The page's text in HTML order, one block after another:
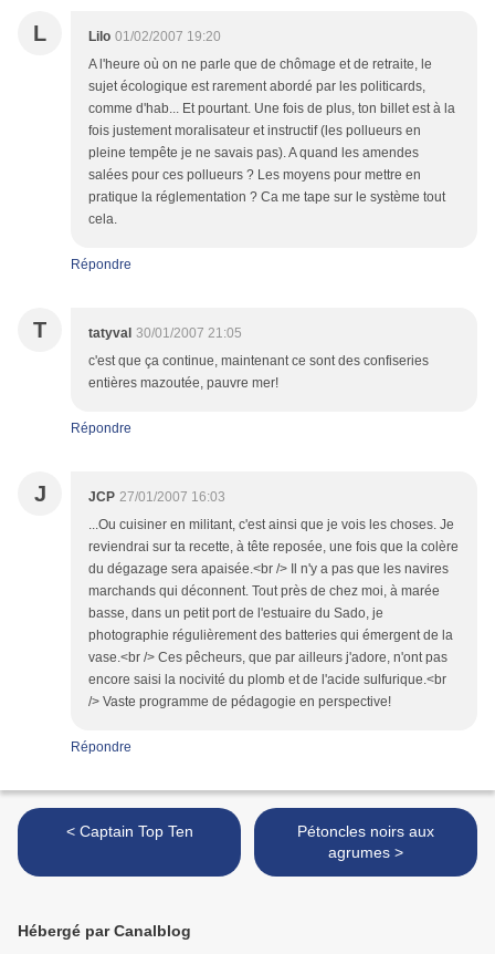
L Lilo 01/02/2007 19:20
A l'heure où on ne parle que de chômage et de retraite, le
sujet écologique est rarement abordé par les politicards,
comme d'hab... Et pourtant. Une fois de plus, ton billet est à la
fois justement moralisateur et instructif (les pollueurs en
pleine tempête je ne savais pas). A quand les amendes
salées pour ces pollueurs ? Les moyens pour mettre en
pratique la réglementation ? Ca me tape sur le système tout
cela.
Répondre
T tatyval 30/01/2007 21:05
c'est que ça continue, maintenant ce sont des confiseries
entières mazoutée, pauvre mer!
Répondre
J JCP 27/01/2007 16:03
...Ou cuisiner en militant, c'est ainsi que je vois les choses. Je
reviendrai sur ta recette, à tête reposée, une fois que la colère
du dégazage sera apaisée.<br /> Il n'y a pas que les navires
marchands qui déconnent. Tout près de chez moi, à marée
basse, dans un petit port de l'estuaire du Sado, je
photographie régulièrement des batteries qui émergent de la
vase.<br /> Ces pêcheurs, que par ailleurs j'adore, n'ont pas
encore saisi la nocivité du plomb et de l'acide sulfurique.<br
/> Vaste programme de pédagogie en perspective!
Répondre
< Captain Top Ten
Pétoncles noirs aux
agrumes >
Hébergé par Canalblog